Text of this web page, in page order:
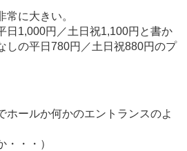
常に大きい。
日1,000円／土日祝1,100円と書か
しの平日780円／土日祝880円のプ
ホールか何かのエントランスのよ
・・・）